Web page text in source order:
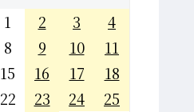
1
2 3
4
8 9 10
11
15 16 17
18
22 23 24
25